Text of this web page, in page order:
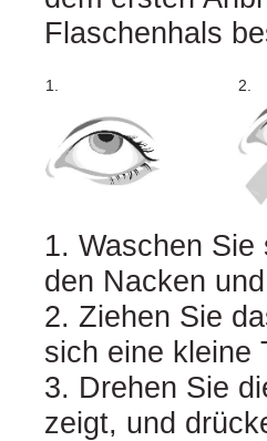
Flaschenhals
1. 2.
1. Waschen
den Nacken
2. Ziehen Sie
sich eine kleine
3. Drehen Sie
zeigt, und